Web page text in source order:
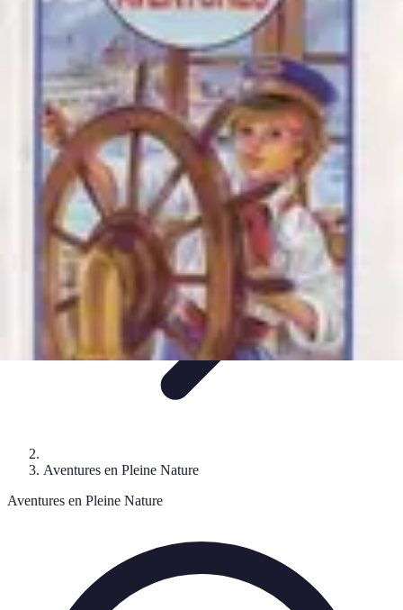
Aventures Ado
Activités Aventure
Organisation d'AventuresPlanification
Activités d'AventureAventure et Nature
Aventures Ado
Aventures en Pleine Nature
Aventures en Pleine Nature